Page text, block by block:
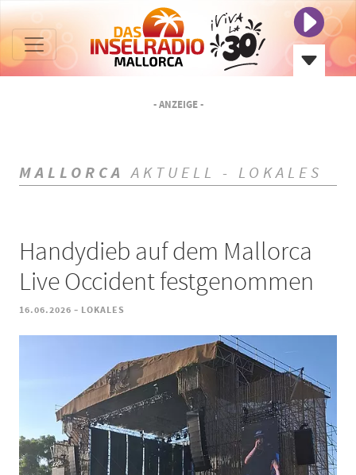
- ANZEIGE -
MALLORCA AKTUELL - LOKALES
Handydieb auf dem Mallorca
Live Occident festgenommen
16.06.2026 - LOKALES